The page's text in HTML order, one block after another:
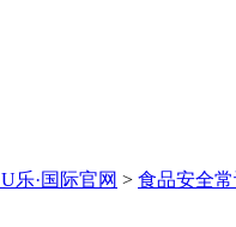
U乐·国际官网 > 食品安全